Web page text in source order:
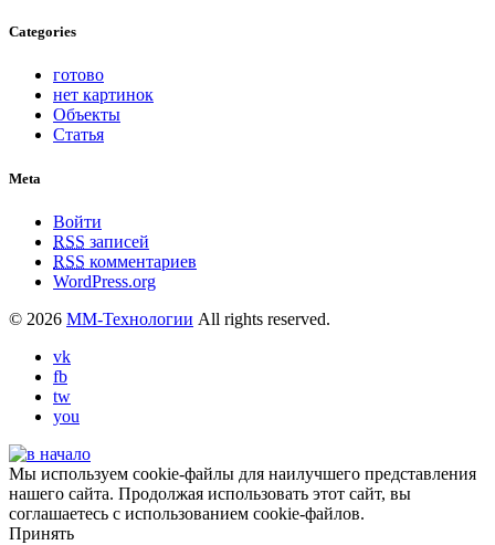
Categories
готово
нет картинок
Объекты
Статья
Meta
Войти
RSS записей
RSS комментариев
WordPress.org
© 2026 ММ-Технологии All rights reserved.
vk
fb
tw
you
Мы используем cookie-файлы для наилучшего представления
нашего сайта. Продолжая использовать этот сайт, вы
соглашаетесь с использованием cookie-файлов.
Принять